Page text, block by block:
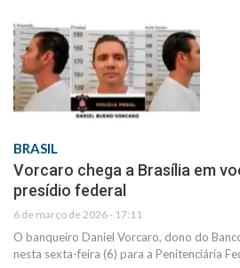
BRASIL
Vorcaro chega a Brasília em
presídio federal
6 de março de 2026 - 17:11
O banqueiro Daniel Vorcaro, dono do
nesta sexta-feira (6) para a Penitenciária